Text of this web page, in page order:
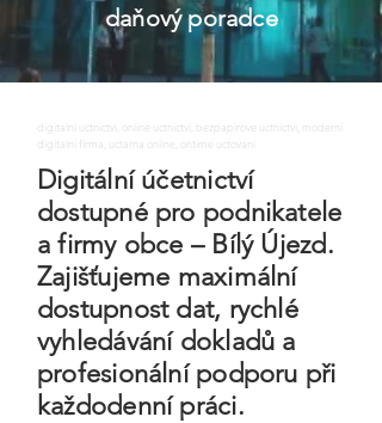
daňový poradce
digitalni uctnictvi, online uctnictvi, bezpapirove uctnictvi, moderni
digitalni firma, uctarna online, ontime uctovani
Digitální účetnictví
dostupné pro podnikatele
a firmy obce – Bílý Újezd.
Zajišťujeme maximální
dostupnost dat, rychlé
vyhledávání dokladů a
profesionální podporu při
každodenní práci.